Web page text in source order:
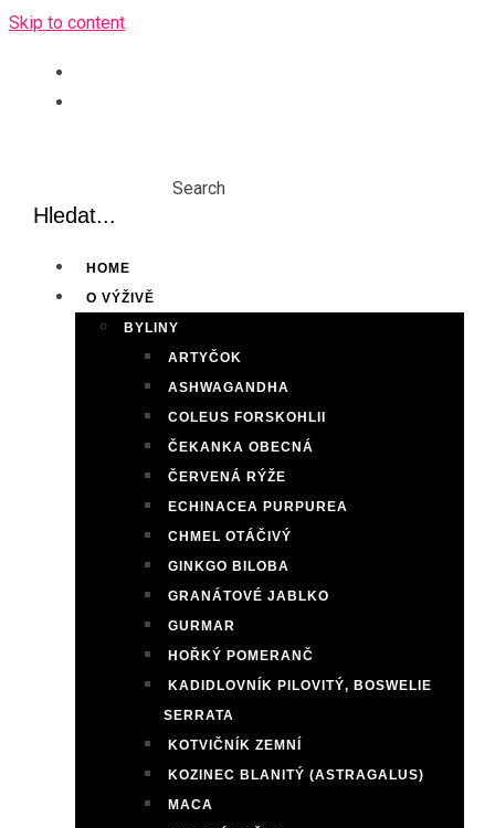
Skip to content
Search
HOME
O VÝŽIVĚ
BYLINY
ARTYČOK
ASHWAGANDHA
COLEUS FORSKOHLII
ČEKANKA OBECNÁ
ČERVENÁ RÝŽE
ECHINACEA PURPUREA
CHMEL OTÁČIVÝ
GINKGO BILOBA
GRANÁTOVÉ JABLKO
GURMAR
HOŘKÝ POMERANČ
KADIDLOVNÍK PILOVITÝ, BOSWELIE
SERRATA
KOTVIČNÍK ZEMNÍ
KOZINEC BLANITÝ (ASTRAGALUS)
MACA